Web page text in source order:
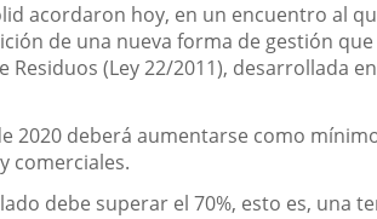
acordaron hoy, en un encuentro al
de una nueva forma de gestión
(Ley 22/2011), desarrollada
2020 deberá aumentarse como
comerciales.
debe superar el 70%, esto es,